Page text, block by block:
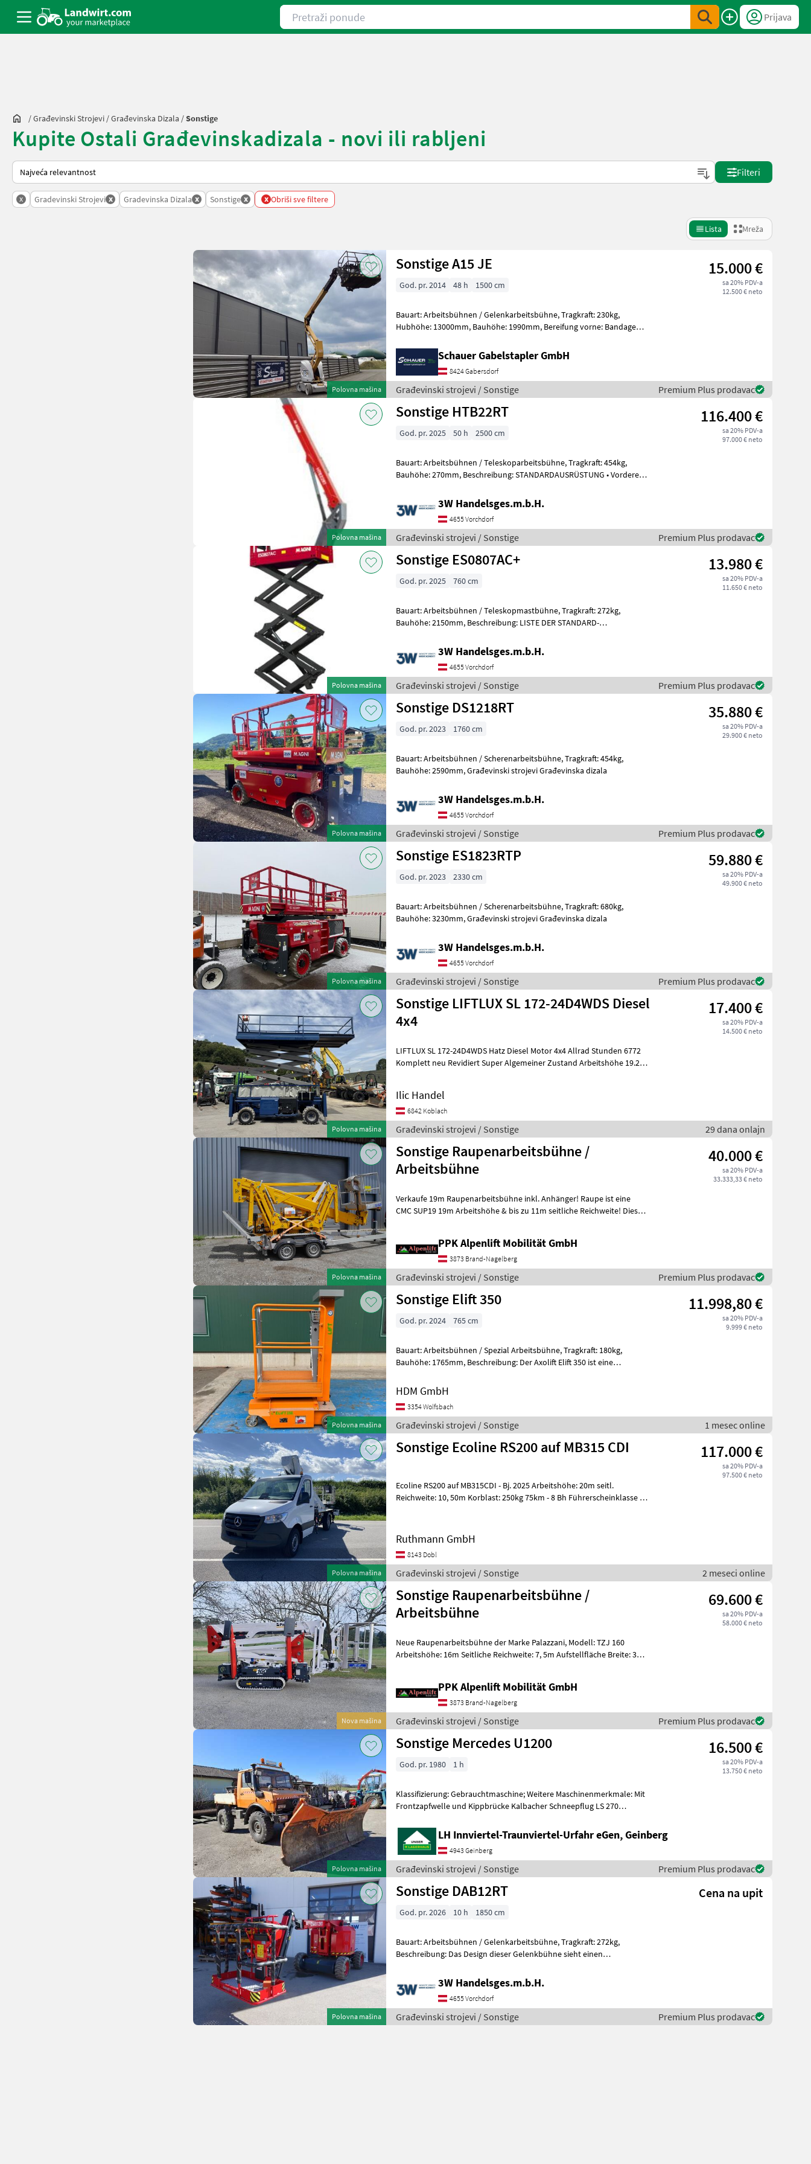
Pretraži ponude
Prijava
/Građevinski Strojevi /Građevinska Dizala /Sonstige
Kupite Ostali Građevinskadizala - novi ili rabljeni
Način na koji sortira Landwirt.com
Filteri
x Gradevinski Strojevi x Gradevinska Dizala x Sonstige x x Obriši sve filtere
Lista Mreža
Polovna mašina
Sonstige A15 JE 15.000 €
sa 20% PDV-a
12.500 € neto
God. pr. 2014 48 h 1500 cm
Bauart: Arbeitsbühnen / Gelenkarbeitsbühne, Tragkraft: 230kg,
Hubhöhe: 13000mm, Bauhöhe: 1990mm, Bereifung vorne: Bandagen
Schauer Gabelstapler GmbH
8424 Gabersdorf
Građevinski strojevi / Sonstige Premium Plus prodavac
Polovna mašina
Sonstige HTB22RT 116.400 €
sa 20% PDV-a
97.000 € neto
God. pr. 2025 50 h 2500 cm
Bauart: Arbeitsbühnen / Teleskoparbeitsbühne, Tragkraft: 454kg,
Bauhöhe: 270mm, Beschreibung: STANDARDAUSRÜSTUNG • Vordere
3W Handelsges.m.b.H.
4655 Vorchdorf
Građevinski strojevi / Sonstige Premium Plus prodavac
Polovna mašina
Sonstige ES0807AC+ 13.980 €
sa 20% PDV-a
11.650 € neto
God. pr. 2025 760 cm
Bauart: Arbeitsbühnen / Teleskopmastbühne, Tragkraft: 272kg,
Bauhöhe: 2150mm, Beschreibung: LISTE DER STANDARD-
3W Handelsges.m.b.H.
4655 Vorchdorf
Građevinski strojevi / Sonstige Premium Plus prodavac
Polovna mašina
Sonstige DS1218RT 35.880 €
sa 20% PDV-a
29.900 € neto
God. pr. 2023 1760 cm
Bauart: Arbeitsbühnen / Scherenarbeitsbühne, Tragkraft: 454kg,
Bauhöhe: 2590mm, Građevinski strojevi Građevinska dizala
3W Handelsges.m.b.H.
4655 Vorchdorf
Građevinski strojevi / Sonstige Premium Plus prodavac
Polovna mašina
Sonstige ES1823RTP 59.880 €
sa 20% PDV-a
49.900 € neto
God. pr. 2023 2330 cm
Bauart: Arbeitsbühnen / Scherenarbeitsbühne, Tragkraft: 680kg,
Bauhöhe: 3230mm, Građevinski strojevi Građevinska dizala
3W Handelsges.m.b.H.
4655 Vorchdorf
Građevinski strojevi / Sonstige Premium Plus prodavac
Polovna mašina
Sonstige LIFTLUX SL 172-24D4WDS Diesel
4x4
17.400 €
sa 20% PDV-a
14.500 € neto
LIFTLUX SL 172-24D4WDS Hatz Diesel Motor 4x4 Allrad Stunden 6772
Komplett neu Revidiert Super Algemeiner Zustand Arbeitshöhe 19.2
Ilic Handel
6842 Koblach
Građevinski strojevi / Sonstige 29 dana onlajn
Polovna mašina
Sonstige Raupenarbeitsbühne /
Arbeitsbühne
40.000 €
sa 20% PDV-a
33.333,33 € neto
Verkaufe 19m Raupenarbeitsbühne inkl. Anhänger! Raupe ist eine
CMC SUP19 19m Arbeitshöhe & bis zu 11m seitliche Reichweite! Diesel
PPK Alpenlift Mobilität GmbH
3873 Brand-Nagelberg
Građevinski strojevi / Sonstige Premium Plus prodavac
Polovna mašina
Sonstige Elift 350 11.998,80 €
sa 20% PDV-a
9.999 € neto
God. pr. 2024 765 cm
Bauart: Arbeitsbühnen / Spezial Arbeitsbühne, Tragkraft: 180kg,
Bauhöhe: 1765mm, Beschreibung: Der Axolift Elift 350 ist eine
HDM GmbH
3354 Wolfsbach
Građevinski strojevi / Sonstige 1 mesec online
Polovna mašina
Sonstige Ecoline RS200 auf MB315 CDI 117.000 €
sa 20% PDV-a
97.500 € neto
Ecoline RS200 auf MB315CDI - Bj. 2025 Arbeitshöhe: 20m seitl.
Reichweite: 10, 50m Korblast: 250kg 75km - 8 Bh Führerscheinklasse B
Ruthmann GmbH
8143 Dobl
Građevinski strojevi / Sonstige 2 meseci online
Nova mašina
Sonstige Raupenarbeitsbühne /
Arbeitsbühne
69.600 €
sa 20% PDV-a
58.000 € neto
Neue Raupenarbeitsbühne der Marke Palazzani, Modell: TZJ 160
Arbeitshöhe: 16m Seitliche Reichweite: 7, 5m Aufstellfläche Breite: 3m
PPK Alpenlift Mobilität GmbH
3873 Brand-Nagelberg
Građevinski strojevi / Sonstige Premium Plus prodavac
Polovna mašina
Sonstige Mercedes U1200 16.500 €
sa 20% PDV-a
13.750 € neto
God. pr. 1980 1 h
Klassifizierung: Gebrauchtmaschine; Weitere Maschinenmerkmale: Mit
Frontzapfwelle und Kippbrücke Kalbacher Schneepflug LS 270
LH Innviertel-Traunviertel-Urfahr eGen, Geinberg
4943 Geinberg
Građevinski strojevi / Sonstige Premium Plus prodavac
Polovna mašina
Sonstige DAB12RT Cena na upit
God. pr. 2026 10 h 1850 cm
Bauart: Arbeitsbühnen / Gelenkarbeitsbühne, Tragkraft: 272kg,
Beschreibung: Das Design dieser Gelenkbühne sieht einen
3W Handelsges.m.b.H.
4655 Vorchdorf
Građevinski strojevi / Sonstige Premium Plus prodavac